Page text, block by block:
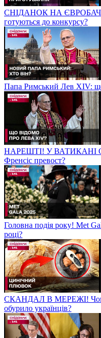
СНІДАНОК НА
готуються до конкурсу?
Папа Римський Лев XIV:
НАРЕШТІ! У ВАТИКАНІ
Френсіс превост?
Головна подія року! Met
році?
СКАНДАЛ В МЕРЕЖІ! Чому
обурило українців?